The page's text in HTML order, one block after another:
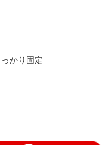
かり固定